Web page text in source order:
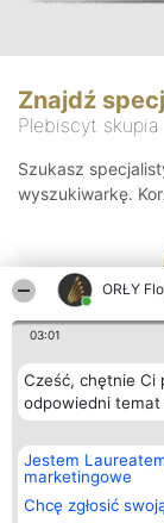
ORŁY
03:01
Cześć, chętnie Ci
odpowiedni temat
Jestem
marketingowe
Chcę zgłosić
Znajdź
Plebiscyt
Szukasz
wyszukiwarkę.
Organizator
Bright Side Solutions sp.
o. sp. k.
ul. Ruska 22
Wrocław 50-079